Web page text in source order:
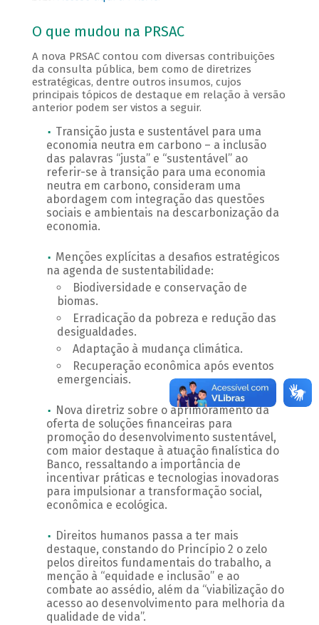
O que mudou na PRSAC
A nova PRSAC contou com diversas contribuições
da consulta pública, bem como de diretrizes
estratégicas, dentre outros insumos, cujos
principais tópicos de destaque em relação à versão
anterior podem ser vistos a seguir.
Transição justa e sustentável para uma
economia neutra em carbono – a inclusão
das palavras “justa” e “sustentável” ao
referir-se à transição para uma economia
neutra em carbono, consideram uma
abordagem com integração das questões
sociais e ambientais na descarbonização da
economia.
Menções explícitas a desafios estratégicos
na agenda de sustentabilidade:
Biodiversidade e conservação de
biomas.
Erradicação da pobreza e redução das
desigualdades.
Adaptação à mudança climática.
Recuperação econômica após eventos
emergenciais.
Nova diretriz sobre o aprimoramento da
oferta de soluções financeiras para
promoção do desenvolvimento sustentável,
com maior destaque à atuação finalística do
Banco, ressaltando a importância de
incentivar práticas e tecnologias inovadoras
para impulsionar a transformação social,
econômica e ecológica.
Direitos humanos passa a ter mais
destaque, constando do Princípio 2 o zelo
pelos direitos fundamentais do trabalho, a
menção à “equidade e inclusão” e ao
combate ao assédio, além da “viabilização do
acesso ao desenvolvimento para melhoria da
qualidade de vida”.